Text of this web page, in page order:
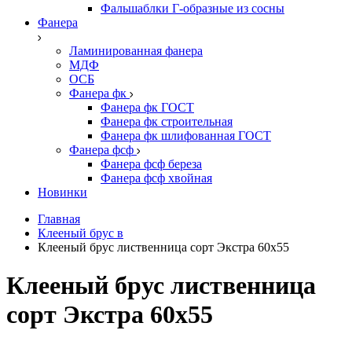
Фальшаблки Г-образные из сосны
Фанера
Ламинированная фанера
МДФ
ОСБ
Фанера фк
Фанера фк ГОСТ
Фанера фк строительная
Фанера фк шлифованная ГОСТ
Фанера фсф
Фанера фсф береза
Фанера фсф хвойная
Новинки
Главная
Клееный брус в
Клееный брус лиственница сорт Экстра 60х55
Клееный брус лиственница
сорт Экстра 60х55